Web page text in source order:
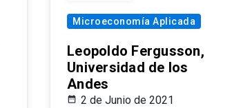
Microeconomía Aplicada
Leopoldo Fergusson,
Universidad de los
Andes
2 de Junio de 2021